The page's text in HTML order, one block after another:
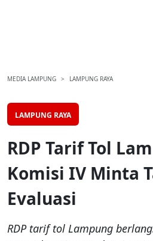
MEDIA LAMPUNG LAMPUNG RAYA
LAMPUNG RAYA
RDP Tarif Tol
Komisi IV Minta
Evaluasi
RDP tarif tol Lampung